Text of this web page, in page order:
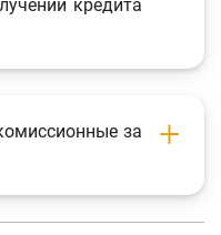
кредита
за